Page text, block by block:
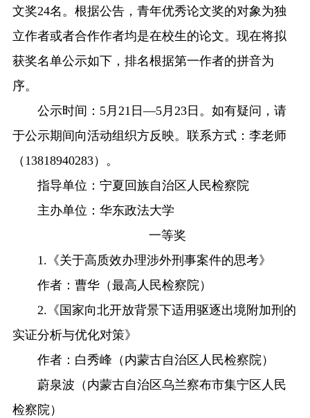
文奖24名。根据公告，青年优秀论文奖的对象为独
立作者或者合作作者均是在校生的论文。现在将拟
获奖名单公示如下，排名根据第一作者的拼音为
序。
公示时间：5月21日—5月23日。如有疑问，请
于公示期间向活动组织方反映。联系方式：李老师
（13818940283）。
指导单位：宁夏回族自治区人民检察院
主办单位：华东政法大学
一等奖
1.《关于高质效办理涉外刑事案件的思考》
作者：曹华（最高人民检察院）
2.《国家向北开放背景下适用驱逐出境附加刑的
实证分析与优化对策》
作者：白秀峰（内蒙古自治区人民检察院）
蔚泉波（内蒙古自治区乌兰察布市集宁区人民
检察院）